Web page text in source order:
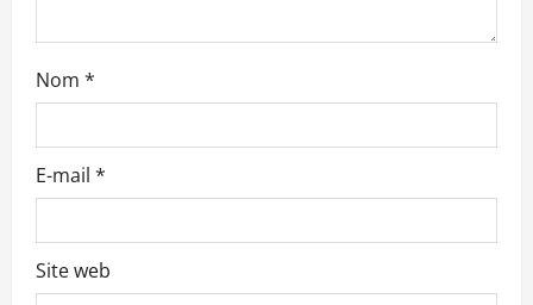
i
c
e
Nom *
E-mail *
Site web